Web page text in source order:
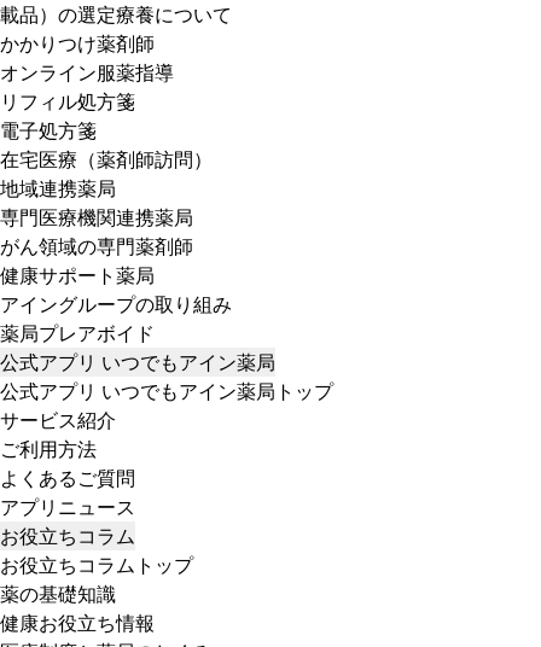
載品）の選定療養について
かかりつけ薬剤師
オンライン服薬指導
リフィル処方箋
電子処方箋
在宅医療（薬剤師訪問）
地域連携薬局
専門医療機関連携薬局
がん領域の専門薬剤師
健康サポート薬局
アイングループの取り組み
薬局プレアボイド
公式アプリ いつでもアイン薬局
公式アプリ いつでもアイン薬局トップ
サービス紹介
ご利用方法
よくあるご質問
アプリニュース
お役立ちコラム
お役立ちコラムトップ
薬の基礎知識
健康お役立ち情報